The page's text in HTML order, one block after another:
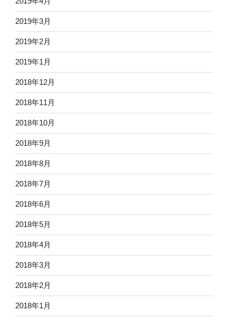
2019年3月
2019年2月
2019年1月
2018年12月
2018年11月
2018年10月
2018年9月
2018年8月
2018年7月
2018年6月
2018年5月
2018年4月
2018年3月
2018年2月
2018年1月